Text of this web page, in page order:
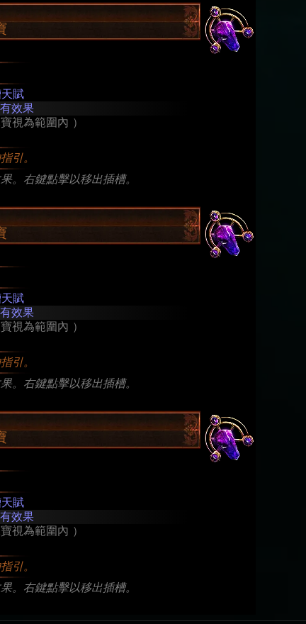
賦
效果
視為範圍內 ）
引。
。右鍵點擊以移出插槽。
賦
效果
視為範圍內 ）
引。
。右鍵點擊以移出插槽。
賦
效果
視為範圍內 ）
引。
。右鍵點擊以移出插槽。